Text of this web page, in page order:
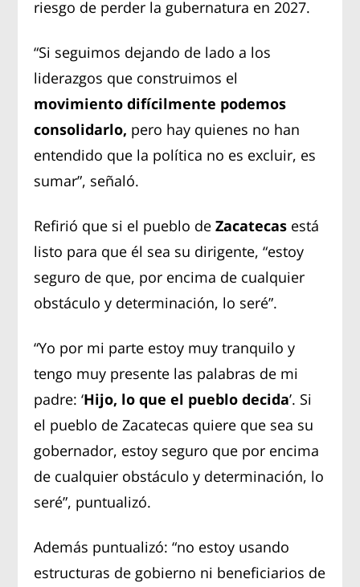
riesgo de perder la gubernatura en 2027.
“Si seguimos dejando de lado a los
liderazgos que construimos el
movimiento difícilmente podemos
consolidarlo, pero hay quienes no han
entendido que la política no es excluir, es
sumar”, señaló.
Refirió que si el pueblo deZacatecas está
listo para que él sea su dirigente, “estoy
seguro de que, por encima de cualquier
obstáculo y determinación, lo seré”.
“Yo por mi parte estoy muy tranquilo y
tengo muy presente las palabras de mi
padre: ‘Hijo, lo que el pueblo decida’. Si
el pueblo de Zacatecas quiere que sea su
gobernador, estoy seguro que por encima
de cualquier obstáculo y determinación, lo
seré”, puntualizó.
Además puntualizó: “no estoy usando
estructuras de gobierno ni beneficiarios de